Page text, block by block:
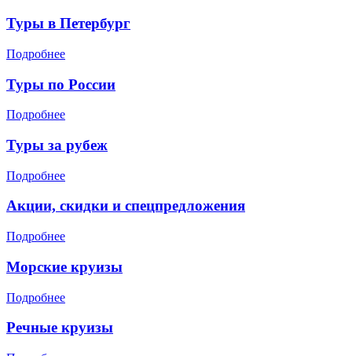
Туры в Петербург
Подробнее
Туры по России
Подробнее
Туры за рубеж
Подробнее
Акции, скидки и спецпредложения
Подробнее
Морские круизы
Подробнее
Речные круизы